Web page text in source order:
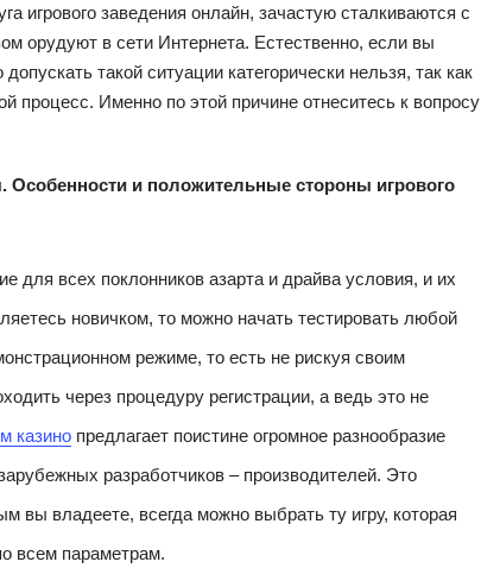
игрового заведения онлайн, зачастую сталкиваются с
орудуют в сети Интернета. Естественно, если вы
такой ситуации категорически нельзя, так как
процесс. Именно по этой причине отнеситесь к вопросу
и положительные стороны игрового
всех поклонников азарта и драйва условия, и их
новичком, то можно начать тестировать любой
режиме, то есть не рискуя своим
через процедуру регистрации, а ведь это не
казино предлагает поистине огромное разнообразие
разработчиков – производителей. Это
вы владеете, всегда можно выбрать ту игру, которая
всем параметрам.